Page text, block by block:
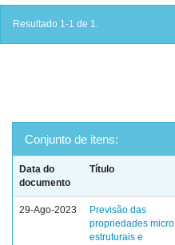
Resultado 1-1 de 1.
Conjunto de itens:
Data do
documento
Título
29-Ago-2023
Previsão das
propriedades micro
estruturais e